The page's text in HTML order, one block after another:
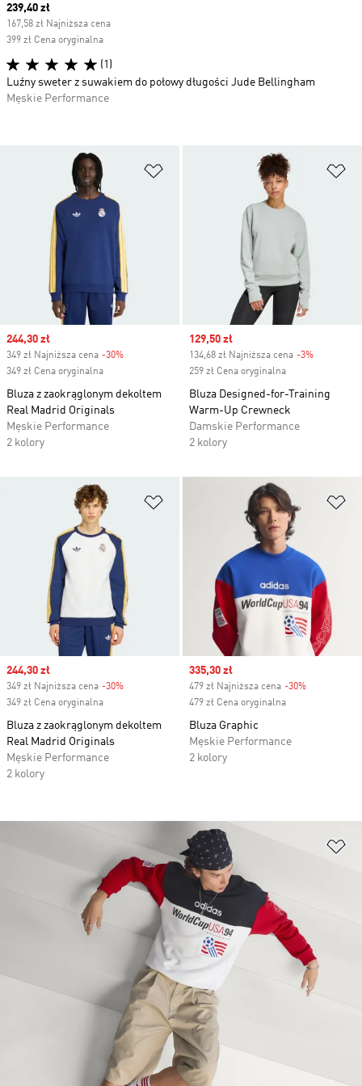
Dodaj do listy życzeń
Sale price
244,30 zł
349 zł Najniższa cena -30%
349 zł Cena oryginalna
Bluza z zaokrąglonym dekoltem
Real Madrid Originals
Męskie Performance
2 kolory
Sale price
129,50 zł
134,68 zł Najniższa cena -3%
259 zł Cena oryginalna
Bluza Designed-for-Training
Warm-Up Crewneck
Damskie Performance
2 kolory
Dodaj do listy życzeń
Sale price
244,30 zł
349 zł Najniższa cena -30%
349 zł Cena oryginalna
Bluza z zaokrąglonym dekoltem
Real Madrid Originals
Męskie Performance
2 kolory
Sale price
335,30 zł
479 zł Najniższa cena -30%
479 zł Cena oryginalna
Bluza Graphic
Męskie Performance
2 kolory
Current price
239,40 zł
167,58 zł Najniższa cena
399 zł Cena oryginalna
(1)
Luźny sweter z suwakiem do połowy długości Jude Bellingham
Męskie Performance